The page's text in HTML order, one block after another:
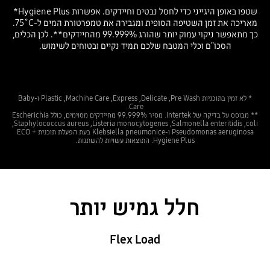
שטפו באופן היגייני כדי לחסל נבטים וחיידקים. אפשרות Hygiene Plus*
מאריכה את זמן השטיפה הסופית ומגבירה את טמפרטורת המים ל-‎75˚C.
כך מתאפשר ניקוי עמוק יותר שהורג 99.999% מהחיידקים**. לכן הכלים,
הסכו"ם וכלי המטבח שלכם תמיד נקיים ובטוחים לשימוש.
* לא זמין בתוכניות Pre Wash,‏ Delicate,‏ Express,‏ Machine Care,‏ Plastic ו-Baby
Care.
** מבוסס על בדיקה של Intertek. מסיר 99.999% מחיידקים מסוימים, כולל Escherichia
Pseudomonas aeruginosa ו-Klebsiella pneumonice בעת הפעלת תוכנית ECO +
Hygiene Plus. התוצאות עשויות להשתנות.
חלל גמיש יותר
Flex Load